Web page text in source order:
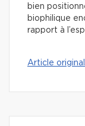
bien
biophilique
rapport à
Article